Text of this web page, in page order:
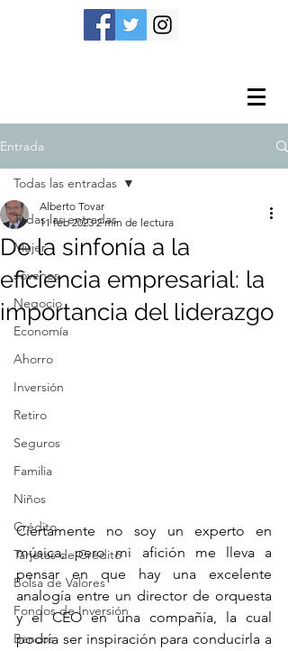
Entrada
Todas las entradas
Mujer
Jóvenes
Negocio
Economía
Ahorro
Inversión
Retiro
Seguros
Familia
Niños
Crédito
Tarjetas de Crédito
Bolsa de Valores
Fondos de Inversión
Bancos
Todas las entradas
De la sinfonía a la
eficiencia empresarial: la
importancia del liderazgo
Alberto Tovar
11 feb 2023 2 min de lectura
Ciertamente no soy un experto en
música, pero mi afición me lleva a
pensar en que hay una excelente
analogía entre un director de orquesta
y el CEO en una compañía, la cual
podría ser inspiración para conducirla a